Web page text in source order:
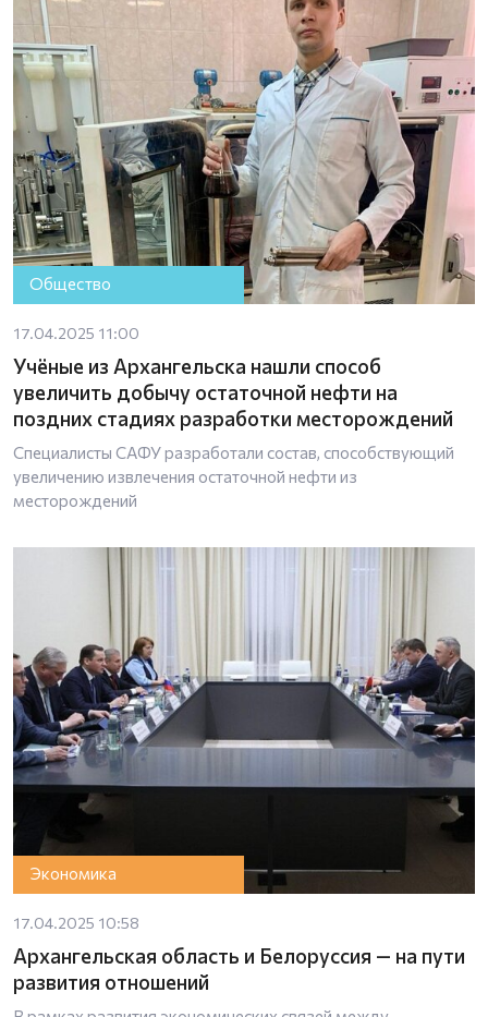
Общество
17.04.2025 11:00
Учёные из Архангельска нашли способ
увеличить добычу остаточной нефти на
поздних стадиях разработки месторождений
Специалисты САФУ разработали состав, способствующий
увеличению извлечения остаточной нефти из
месторождений
Экономика
17.04.2025 10:58
Архангельская область и Белоруссия — на пути
развития отношений